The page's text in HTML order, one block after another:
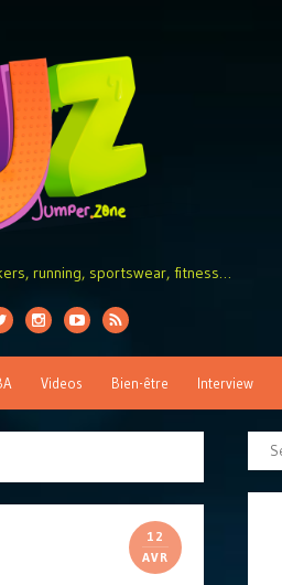
running, sportswear, fitness…
Videos Bien-être Interview
12
AVR